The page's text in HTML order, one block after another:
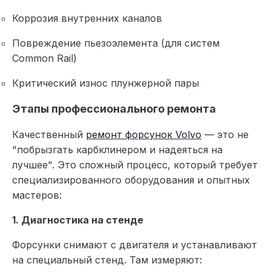
Коррозия внутренних каналов
Повреждение пьезоэлемента (для систем
Common Rail)
Критический износ плунжерной пары
Этапы профессионального ремонта
Качественный ремонт форсунок Volvo — это не
"побрызгать карбклинером и надеяться на
лучшее". Это сложный процесс, который требует
специализированного оборудования и опытных
мастеров:
1. Диагностика на стенде
Форсунки снимают с двигателя и устанавливают
на специальный стенд. Там измеряют: